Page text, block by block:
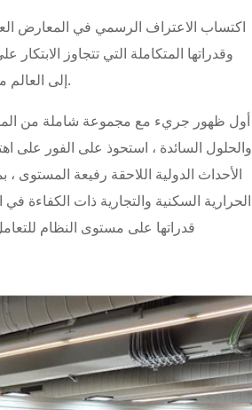
وقدراتها المتكاملة التي تتجاوز
إلى العالم من خلال استراتيجية معرض عالمية جيدة التخطيط تتميز بمشاركة عالية التردد وذات مستوى ممتاز.
والحلول السائدة ، استحوذ على الفور على
الأحداث الدولية اللاحقة رفيعة
الحرارية السكنية والتجارية ذات